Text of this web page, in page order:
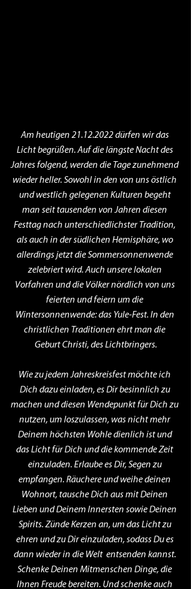
Am heutigen 21.12.2022 dürfen wir das
Licht begrüßen. Auf die längste Nacht des
Jahres folgend, werden die Tage zunehmend
wieder heller. Sowohl in den von uns östlich
und westlich gelegenen Kulturen begeht
man seit tausenden von Jahren diesen
Festtag nach unterschiedlichster Tradition,
als auch in der südlichen Hemisphäre, wo
allerdings jetzt die Sommersonnenwende
zelebriert wird. Auch unsere lokalen
Vorfahren und die Völker nördlich von uns
feierten und feiern um die
Wintersonnenwende: das Yule-Fest. In den
christlichen Traditionen ehrt man die
Geburt Christi, des Lichtbringers.
Wie zu jedem Jahreskreisfest möchte ich
Dich dazu einladen, es Dir besinnlich zu
machen und diesen Wendepunkt für Dich zu
nutzen, um loszulassen, was nicht mehr
Deinem höchsten Wohle dienlich ist und
das Licht für Dich und die kommende Zeit
einzuladen. Erlaube es Dir, Segen zu
empfangen. Räuchere und weihe deinen
Wohnort, tausche Dich aus mit Deinen
Lieben und Deinem Innersten sowie Deinen
Spirits. Zünde Kerzen an, um das Licht zu
ehren und zu Dir einzuladen, sodass Du es
dann wieder in die Welt  entsenden kannst.
Schenke Deinen Mitmenschen Dinge, die
Ihnen Freude bereiten. Und schenke auch